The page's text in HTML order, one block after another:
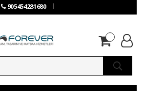
905454281680